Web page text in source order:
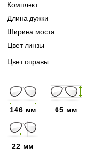
Комплект
Длина дужки
Ширина моста
Цвет линзы
Цвет оправы
146 мм 65 мм
22 мм